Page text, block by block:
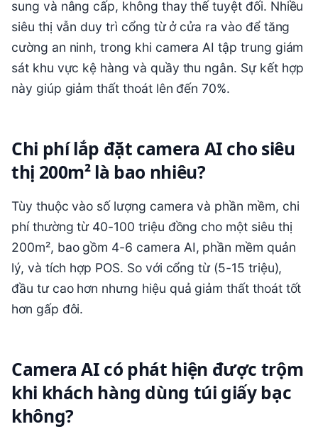
sung và nâng cấp, không thay thế tuyệt đối. Nhiều
siêu thị vẫn duy trì cổng từ ở cửa ra vào để tăng
cường an ninh, trong khi camera AI tập trung giám
sát khu vực kệ hàng và quầy thu ngân. Sự kết hợp
này giúp giảm thất thoát lên đến 70%.
Chi phí lắp đặt camera AI cho siêu
thị 200m² là bao nhiêu?
Tùy thuộc vào số lượng camera và phần mềm, chi
phí thường từ 40-100 triệu đồng cho một siêu thị
200m², bao gồm 4-6 camera AI, phần mềm quản
lý, và tích hợp POS. So với cổng từ (5-15 triệu),
đầu tư cao hơn nhưng hiệu quả giảm thất thoát tốt
hơn gấp đôi.
Camera AI có phát hiện được trộm
khi khách hàng dùng túi giấy bạc
không?